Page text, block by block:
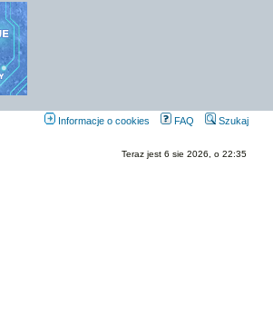
Informacje o cookies FAQ Szukaj
Teraz jest 6 sie 2026, o 22:35